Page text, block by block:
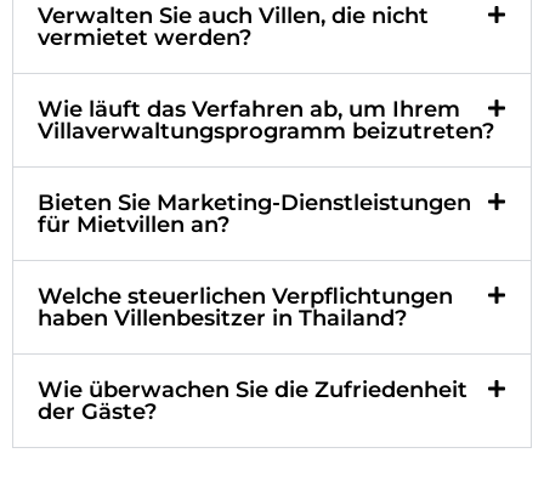
Verwalten Sie auch Villen, die nicht
vermietet werden?
Wie läuft das Verfahren ab, um Ihrem
Villaverwaltungsprogramm beizutreten?
Bieten Sie Marketing-Dienstleistungen
für Mietvillen an?
Welche steuerlichen Verpflichtungen
haben Villenbesitzer in Thailand?
Wie überwachen Sie die Zufriedenheit
der Gäste?